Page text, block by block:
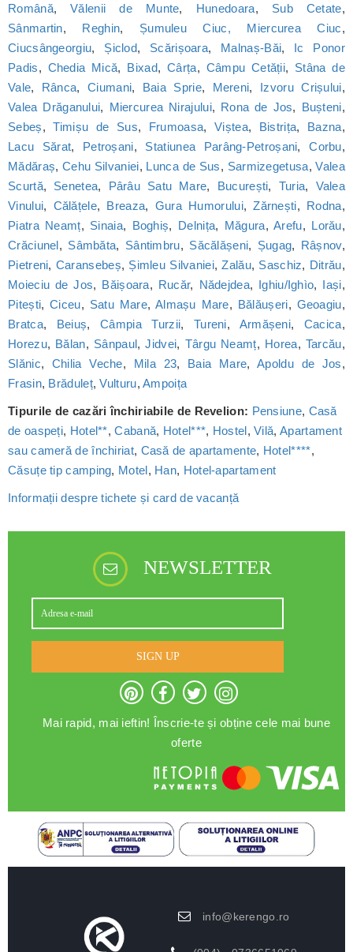
Română,Vălenii de Munte, Hunedoara, Sub Cetate,
Sânmartin, Reghin, Șumuleu Ciuc, Miercurea Ciuc,
Ciucsângeorgiu, Șiclod, Scărișoara, Malnaș-Băi, Ic Ponor
Padis, Chedia Mică, Bixad,Cârța, Câmpu Cetății, Stâna de
Vale, Rânca,Ciumani, Baia Sprie, Mereni, Izvoru Crișului,
Valea Drăganului, Miercurea Nirajului, Rona de Jos, Bușteni,
Sebeș,Timișu de Sus, Frumoasa,Viștea, Bistrița, Bazna,
Lacu Sărat, Petroșani, Statiunea Parâng-Petroșani,Corbu,
Mădăraș,Cehu Silvaniei, Lunca de Sus, Sarmizegetusa,Valea
Scurtă, Senetea, Pârâu Satu Mare, București, Turia, Valea
Vinului, Călățele, Breaza, Gura Humorului,Zărnești, Rodna,
Piatra Neamț, Sinaia, Boghiș, Delnița, Măgura,Arefu, Lorău,
Crăciunel, Sâmbăta, Sântimbru, Săcălășeni, Șugag, Râșnov,
Pietreni, Caransebeș, Șimleu Silvaniei,Zalău, Saschiz, Ditrău,
Moieciu de Jos, Băișoara, Rucăr, Nădejdea, Ighiu/Ighìo, Iași,
Pitești,Ciceu, Satu Mare, Almașu Mare, Bălăușeri, Geoagiu,
Bratca, Beiuș, Câmpia Turzii, Tureni, Armășeni, Cacica,
Horezu, Bălan, Sânpaul,Jidvei, Târgu Neamț, Horea, Tarcău,
Slănic, Chilia Veche, Mila 23, Baia Mare,Apoldu de Jos,
Frasin, Brăduleț,Vulturu,Ampoița
Tipurile de cazări închiriabile de Revelion: Pensiune, Casă
de oaspeți, Hotel**,Cabană, Hotel***, Hostel,Vilă, Apartament
sau cameră de închiriat, Casă de apartamente, Hotel****,
Căsuțe tip camping, Motel, Han, Hotel-apartament
Informații despre tichete și card de vacanță
NEWSLETTER
SIGN UP
Mai rapid, mai ieftin! Înscrie-te și obține cele mai bune
oferte
info@kerengo.ro